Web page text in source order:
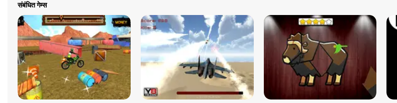
संबंधित गेम्स